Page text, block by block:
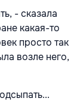
- сказала
какая-то
просто так
возле него,